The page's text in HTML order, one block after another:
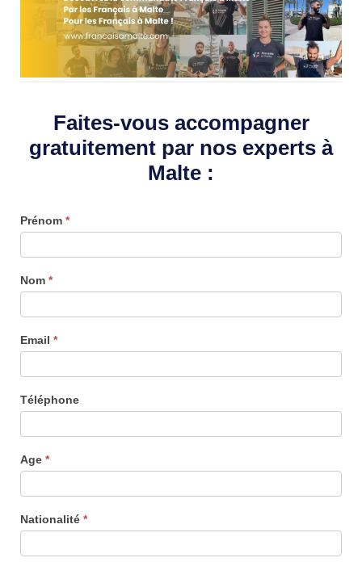
Faites-vous accompagner
gratuitement par nos experts à
Malte :
CONTACT
-
Formulaire
général
Prénom *
Nom *
Email *
Téléphone
Age *
Nationalité *